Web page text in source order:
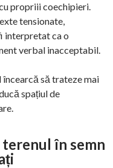
propriii coechipieri.
tensionate,
interpretat ca o
verbal inacceptabil.
să trateze mai
spațiul de
în semn